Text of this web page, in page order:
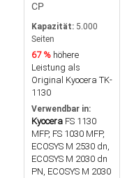
CP
Kapazität: 5.000
Seiten
67 % höhere
Leistung als
Original Kyocera TK-
1130
Verwendbar in:
Kyocera FS 1130
MFP, FS 1030 MFP,
ECOSYS M 2530 dn,
ECOSYS M 2030 dn
PN, ECOSYS M 2030